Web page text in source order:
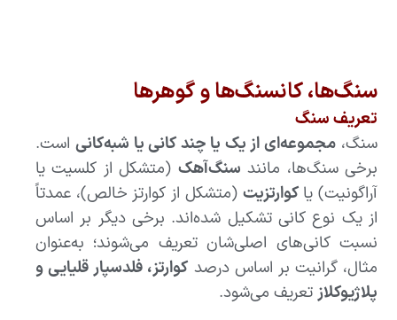
سنگ‌ها، کانسنگ‌ها و گوهرها
تعریف سنگ
سنگ، مجموعه‌ای از یک یا چند کانی یا شبه‌کانیاست.
برخی سنگ‌ها، مانند سنگ‌آهک(متشکل از کلسیت یا
آراگونیت) یا کوارتزیت(متشکل از کوارتز خالص)، عمدتاً
از یک نوع کانی تشکیل شده‌اند. برخی دیگر بر اساس
نسبت کانی‌های اصلی‌شان تعریف می‌شوند؛ به‌عنوان
مثال، گرانیت بر اساس درصد کوارتز، فلدسپار قلیایی و
پلاژیوکلازتعریف می‌شود.